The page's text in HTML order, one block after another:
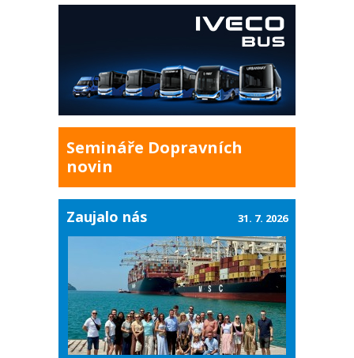
Semináře Dopravních
novin
Zaujalo nás 31. 7. 2026